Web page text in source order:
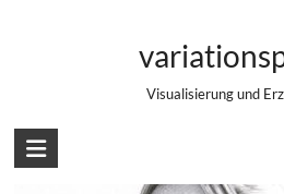
Visualisierung und
Bleistiftportrait Ishrat